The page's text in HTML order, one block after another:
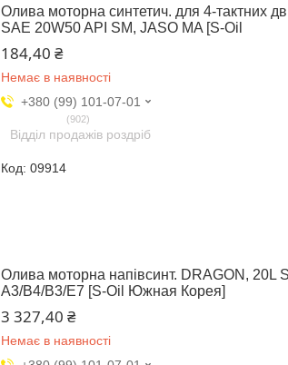
Олива моторна синтетич. для 4-тактних
SAE 20W50 API SM, JASO MA [S-Oil
184,40 ₴
Немає в наявності
+380 (99) 101-07-01
902
Відділ продажів роздріб
09914
Олива моторна напівсинт. DRAGON, 20L
A3/B4/B3/E7 [S-Oil Южная Корея]
3 327,40 ₴
Немає в наявності